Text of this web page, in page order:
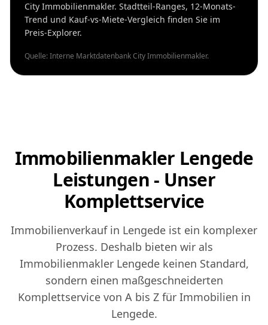
City Immobilienmakler. Stadtteil-Ranges, 12-Monats-
Trend und Kauf-vs-Miete-Vergleich finden Sie im
Preis-Explorer.
Quelle: Interne Marktdatenbank City Immobilienmakler.
Immobilienmakler Lengede
Leistungen - Unser
Komplettservice
Immobilienverkauf in Lengede ist ein komplexer
Prozess. Deshalb bieten wir als
Immobilienmakler Lengede keinen Standard,
sondern einen maßgeschneiderten
Komplettservice von A bis Z für Immobilien in
Lengede.